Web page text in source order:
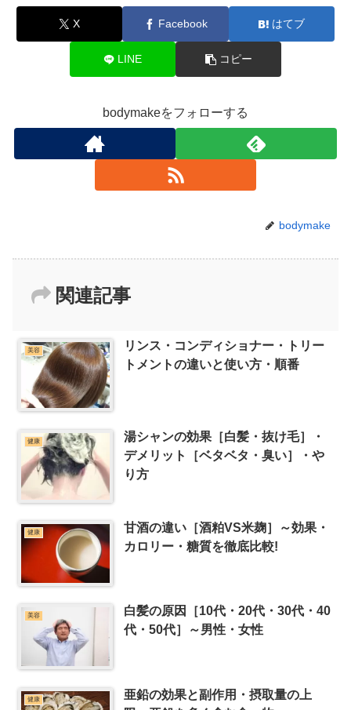
X Facebook はてブ
LINE コピー
bodymakeをフォローする
bodymake
関連記事
美容
リンス・コンディショナー・トリー
トメントの違いと使い方・順番
健康
湯シャンの効果［白髪・抜け毛］・
デメリット［ベタベタ・臭い］・や
り方
健康
甘酒の違い［酒粕VS米麹］～効果・
カロリー・糖質を徹底比較!
美容
白髪の原因［10代・20代・30代・40
代・50代］～男性・女性
健康
亜鉛の効果と副作用・摂取量の上